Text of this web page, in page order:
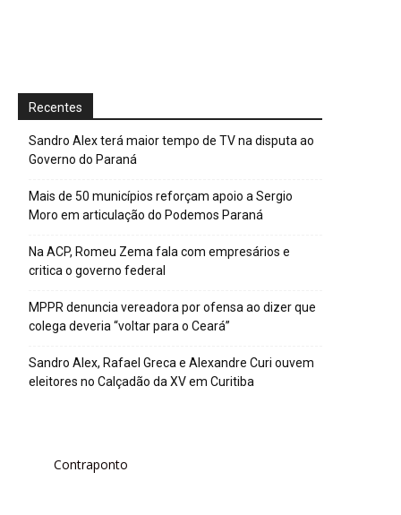
Recentes
Sandro Alex terá maior tempo de TV na disputa ao
Governo do Paraná
Mais de 50 municípios reforçam apoio a Sergio
Moro em articulação do Podemos Paraná
Na ACP, Romeu Zema fala com empresários e
critica o governo federal
MPPR denuncia vereadora por ofensa ao dizer que
colega deveria “voltar para o Ceará”
Sandro Alex, Rafael Greca e Alexandre Curi ouvem
eleitores no Calçadão da XV em Curitiba
Contraponto